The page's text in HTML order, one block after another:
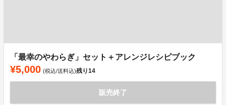
「最幸のやわらぎ」セット＋アレンジレシピブック
¥5,000 (税込/送料込)残り14
販売終了